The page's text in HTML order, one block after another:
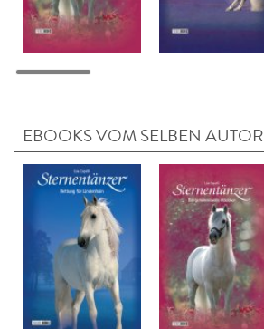
EBOOKS VOM SELBEN AUTOR